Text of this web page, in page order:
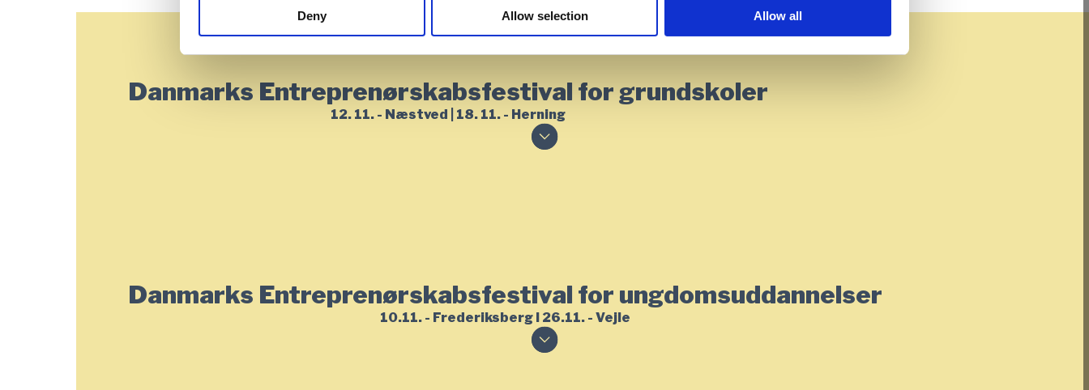
Deny Allow selection Allow all
Danmarks Entreprenørskabsfestival for grundskoler
12. 11. - Næstved | 18. 11. - Herning
Danmarks Entreprenørskabsfestival for ungdomsuddannelser
10.11. - Frederiksberg I 26.11. - Vejle